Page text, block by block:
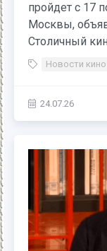
пройдет с 17
Москвы,
Столичный
Новости кино
24.07.26